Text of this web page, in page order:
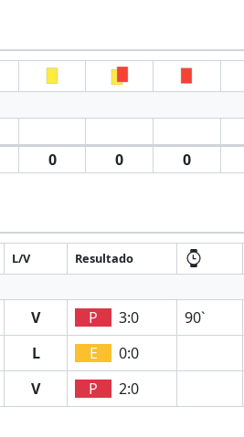
0 0 0
L/V Resultado
V P 3:0
90`
L E
0:0
V P 2:0